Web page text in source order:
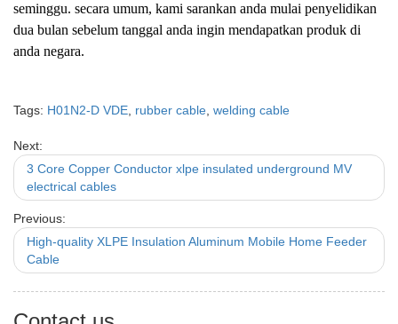
seminggu. secara umum, kami sarankan anda mulai penyelidikan
dua bulan sebelum tanggal anda ingin mendapatkan produk di
anda negara.
Tags: H01N2-D VDE rubber cable welding cable
Next:
3 Core Copper Conductor xlpe insulated underground MV
electrical cables
Previous:
High-quality XLPE Insulation Aluminum Mobile Home Feeder
Cable